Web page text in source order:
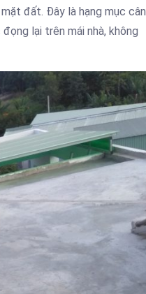
đất. Đây là hạng mục cân
lại trên mái nhà, không